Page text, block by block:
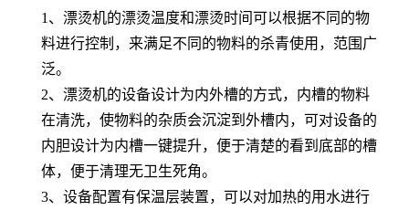
1、漂烫机的漂烫温度和漂烫时间可以根据不同的物
料进行控制，来满足不同的物料的杀青使用，范围广
泛。
2、漂烫机的设备设计为内外槽的方式，内槽的物料
在清洗，使物料的杂质会沉淀到外槽内，可对设备的
内胆设计为内槽一键提升，便于清楚的看到底部的槽
体，便于清理无卫生死角。
3、设备配置有保温层装置，可以对加热的用水进行